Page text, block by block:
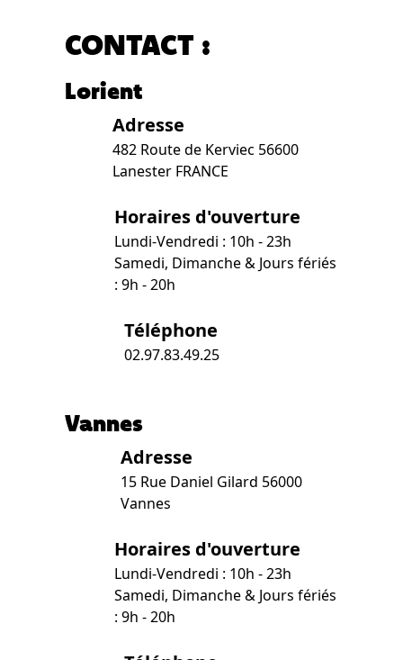
CONTACT :
Lorient
Adresse
482 Route de Kerviec 56600
Lanester FRANCE
Horaires d'ouverture
Lundi-Vendredi : 10h - 23h
Samedi, Dimanche & Jours fériés
: 9h - 20h
Téléphone
02.97.83.49.25
Vannes
Adresse
15 Rue Daniel Gilard 56000
Vannes
Horaires d'ouverture
Lundi-Vendredi : 10h - 23h
Samedi, Dimanche & Jours fériés
: 9h - 20h